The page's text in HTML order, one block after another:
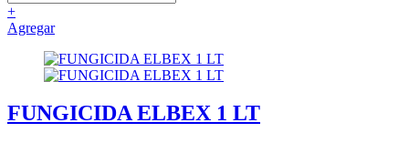
+
Agregar
FUNGICIDA ELBEX 1 LT